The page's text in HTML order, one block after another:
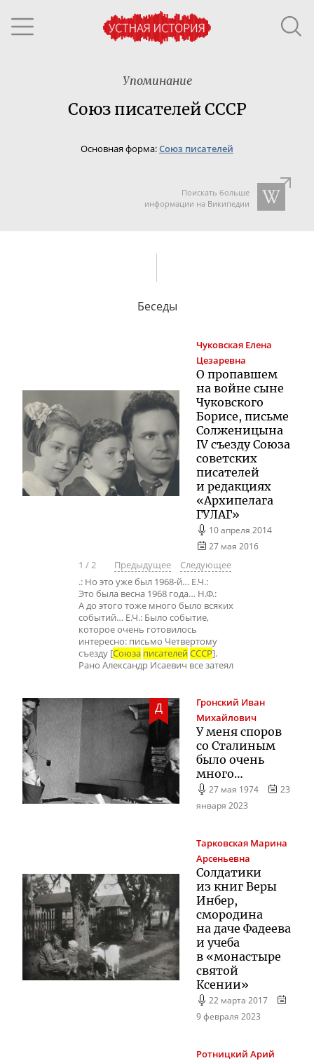
Упоминание
Союз писателей СССР
Основная форма:Союз писателей
Поискать больше
информации на Википедии
Беседы
Чуковская Елена
Цезаревна
О пропавшем
на войне сыне
Чуковского
Борисе, письме
Солженицына
IV съезду Союза
советских
писателей
и редакциях
«Архипелага
ГУЛАГ»
10 апреля 2014
27 мая 2016
1 /2 Предыдущее
Следующее
.: Но это уже был 1968-й… Е.Ч.:
Это была весна 1968 года… Н.Ф.:
А до этого тоже много было всяких
событий… Е.Ч.: Было событие,
которое очень готовилось
интересно: письмо Четвертому
съезду [Союза писателей СССР].
Рано Александр Исаевич все затеял
Д Гронский Иван
Михайлович
У меня споров
со Сталиным
было очень
много…
27 мая 1974
23
января 2023
Тарковская Марина
Арсеньевна
Солдатики
из книг Веры
Инбер,
смородина
на даче Фадеева
и учеба
в «монастыре
святой
Ксении»
22 марта 2017
9 февраля 2023
Ротницкий Арий